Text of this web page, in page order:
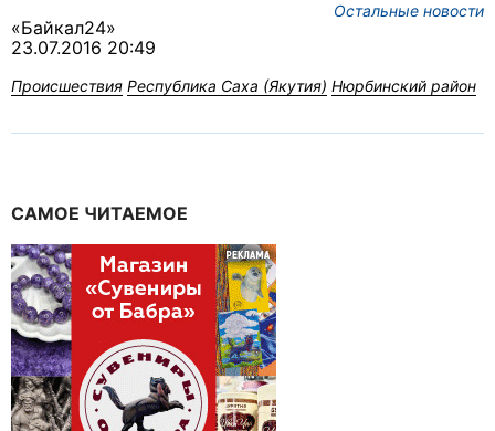
Остальные новости
«Байкал24»
23.07.2016 20:49
Происшествия Республика Саха (Якутия) Нюрбинский район
САМОЕ ЧИТАЕМОЕ